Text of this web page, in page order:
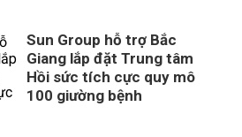
Sun Group hỗ trợ Bắc
Giang lắp đặt Trung tâm
Hồi sức tích cực quy mô
100 giường bệnh